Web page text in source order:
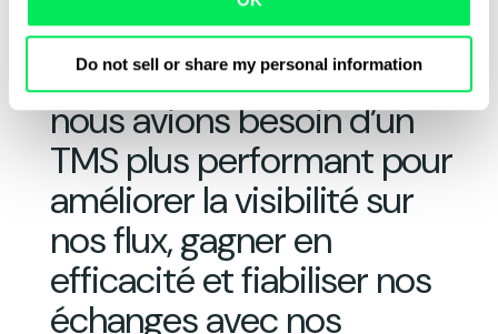
Do not sell or share my personal information
« Dans un contexte de forte
évolution de notre activité,
nous avions besoin d’un
TMS plus performant pour
améliorer la visibilité sur
nos flux, gagner en
efficacité et fiabiliser nos
échanges avec nos